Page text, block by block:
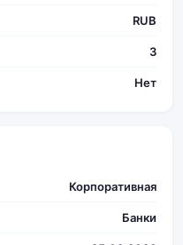
RUB
3
Нет
Корпоративная
Банки